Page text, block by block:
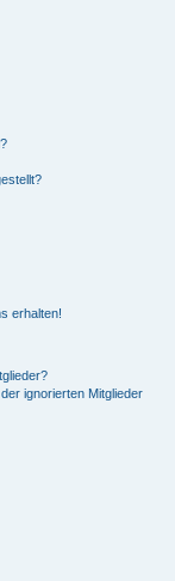
erhalten!
ignorierten Mitglieder